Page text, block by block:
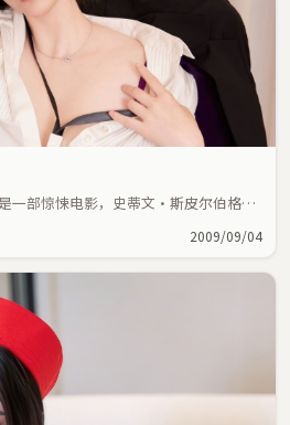
一部惊悚电影，史蒂文·斯皮尔伯格执
2009/09/04